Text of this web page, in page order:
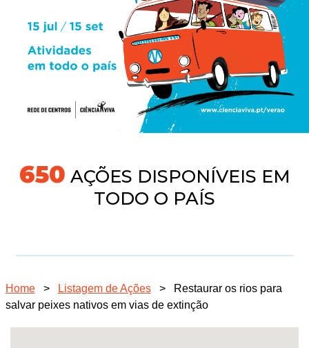
691AÇÕES DISPONÍVEIS EM
TODO O PAÍS
Home > Listagem de Ações >
Restaurar os rios para
salvar peixes nativos em vias de extinção